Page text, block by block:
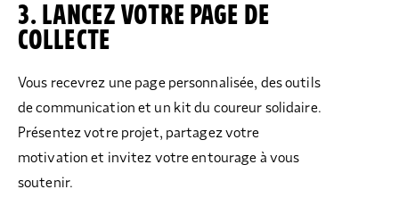
3. LANCEZ VOTRE PAGE DE
COLLECTE
Vous recevrez une page personnalisée, des outils
de communication et un kit du coureur solidaire.
Présentez votre projet, partagez votre
motivation et invitez votre entourage à vous
soutenir.